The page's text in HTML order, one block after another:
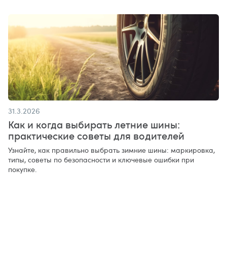
31.3.2026
Как и когда выбирать летние шины:
практические советы для водителей
Узнайте, как правильно выбрать зимние шины: маркировка,
типы, советы по безопасности и ключевые ошибки при
покупке.